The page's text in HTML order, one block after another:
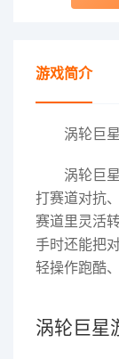
游戏简介
涡轮巨
涡轮巨
打赛道对抗
赛道里灵活
手时还能把
轻操作跑酷
涡轮巨星